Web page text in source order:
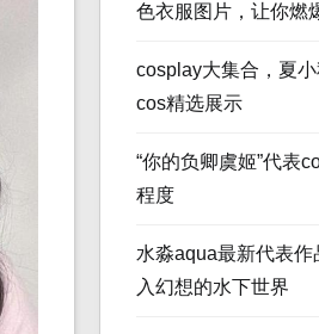
色衣服图片，让你燃
cosplay大集合，夏
cos精选展示
“你的负卿虞姬”代表
程度
水淼aqua最新代表作
入幻想的水下世界